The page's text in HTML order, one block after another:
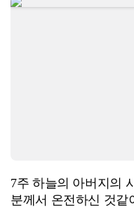
7주 하늘의 아버지의
분께서 온전하신 것같